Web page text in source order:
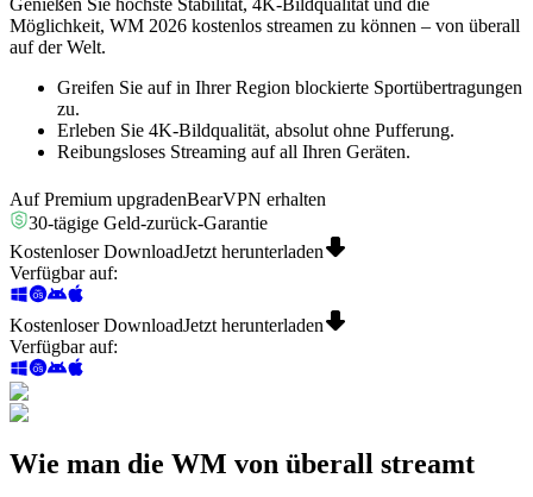
Möglichkeit, WM 2026 kostenlos streamen zu können – von überall
auf der Welt.
Greifen Sie auf in Ihrer Region blockierte Sportübertragungen
zu.
Erleben Sie 4K-Bildqualität, absolut ohne Pufferung.
Reibungsloses Streaming auf all Ihren Geräten.
Auf Premium upgradenBearVPN erhalten
30-tägige Geld-zurück-Garantie
Kostenloser DownloadJetzt herunterladen
Verfügbar auf:
Kostenloser DownloadJetzt herunterladen
Verfügbar auf:
Wie man die WM von überall streamt